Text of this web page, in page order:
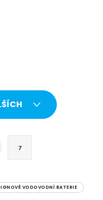
7
VODOVODNÍ BATERIE